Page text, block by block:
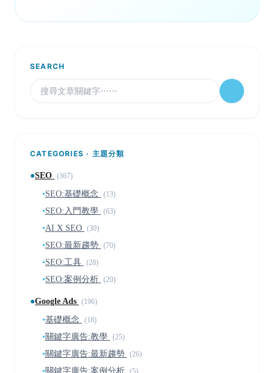
SEARCH
CATEGORIES · 主題分類
●SEO (367)
▪SEO:基礎概念 (13)
▪SEO:入門教學 (63)
▪AI X SEO (30)
▪SEO:最新趨勢 (70)
▪SEO:工具 (28)
▪SEO:案例分析 (20)
●Google Ads (196)
▪基礎概念 (18)
▪關鍵字廣告:教學 (25)
▪關鍵字廣告:最新趨勢 (26)
▪關鍵字廣告:案例分析 (5)